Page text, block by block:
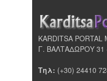
KARDITSA PORTAL
Γ. ΒΑΛΤΑΔΩΡΟΥ 31
Τηλ: (+30) 24410